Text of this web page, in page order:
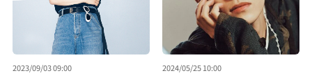
2023/09/03 09:00 2024/05/25 10:00